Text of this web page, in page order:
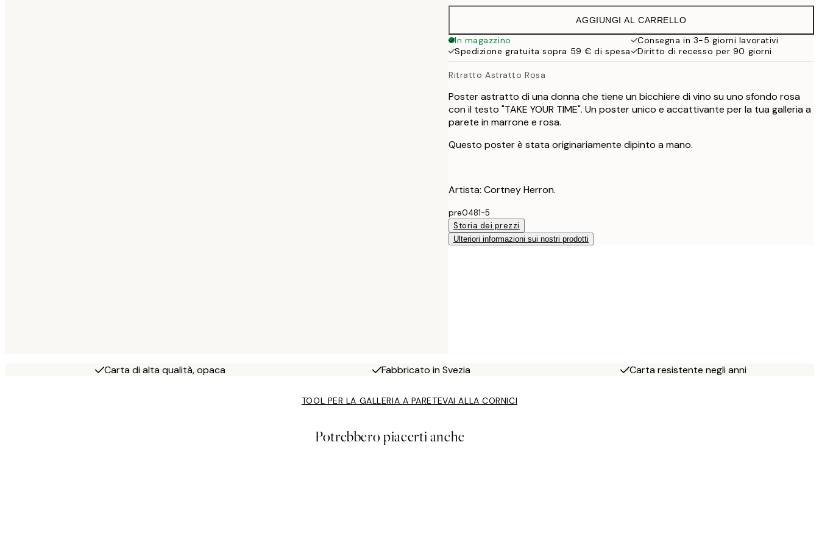
38 €
AGGIUNGI AL CARRELLO
In magazzino
Consegna in 3-5 giorni lavorativi
Spedizione gratuita sopra 59 € di spesa
Diritto di recesso per 90 giorni
Ritratto Astratto Rosa
Poster astratto di una donna che tiene un bicchiere di vino su uno sfondo rosa
con il testo "TAKE YOUR TIME". Un poster unico e accattivante per la tua galleria a
parete in marrone e rosa.
Questo poster è stata originariamente dipinto a mano.
Artista: Cortney Herron.
pre0481-5
Storia dei prezzi
Ulteriori informazioni sui nostri prodotti
Carta di alta qualità, opaca Fabbricato in Svezia Carta resistente negli anni
TOOL PER LA GALLERIA A PARETEVAI ALLA CORNICI
Potrebbero piacerti anche